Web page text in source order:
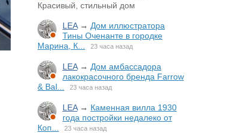
Красивый, стильный дом
LEA→ Дом иллюстратора
Тины Оченанте в городке
Марина, К...
23 часа назад
LEA→ Дом амбассадора
лакокрасочного бренда Farrow
& Bal...
23 часа назад
LEA→ Каменная вилла 1930
года постройки недалеко от
Коп...
23 часа назад